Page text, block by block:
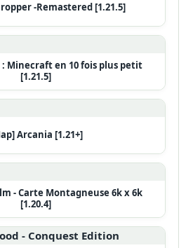
-Remastered [1.21.5]
Minecraft en 10 fois plus petit
[1.21.5]
Arcania [1.21+]
- Carte Montagneuse 6k x 6k
[1.20.4]